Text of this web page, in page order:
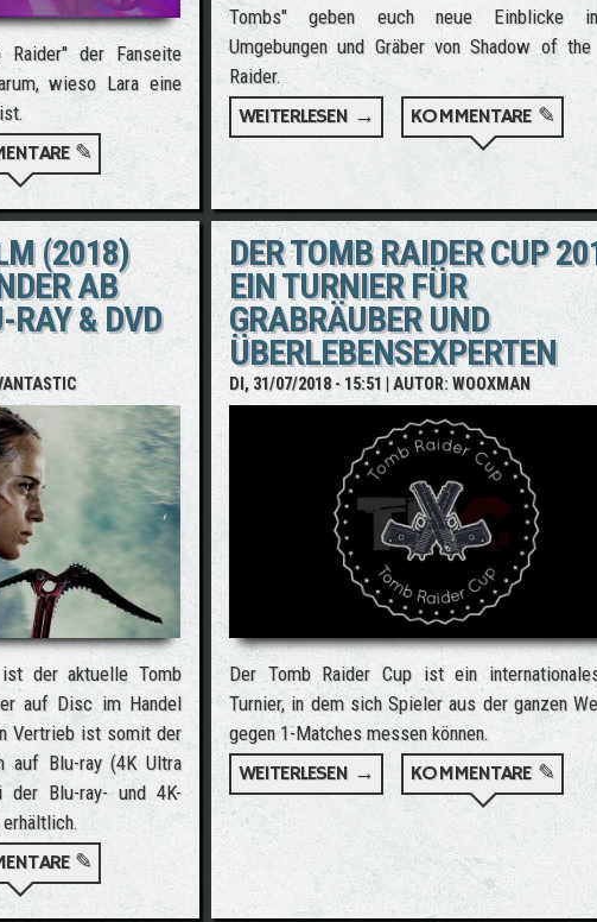
der Fanseite
wieso Lara eine
IN TOMB RAIDER - PODCAST ÜBER LARAS EINFLUSS AUF DIE
✎
Tombs" geben euch neue Einblicke
Umgebungen und Gräber von Shadow of
Raider.
WEITERLESEN → ÜBER ZWEI NEUE
KOMMENTARE ✎
(2018)
AB
RAY & DVD
der aktuelle Tomb
auf Disc im Handel
Vertrieb ist somit der
auf Blu-ray (4K Ultra
der Blu-ray- und 4K-
RAIDER FILM (2018) MIT ALICIA VIKANDER AB SOFORT AUF BLU-
✎
DER TOMB RAIDER CUP
EIN TURNIER FÜR
GRABRÄUBER UND
ÜBERLEBENSEXPERTEN
DI, 31/07/2018 - 15:51 | AUTOR:WOOXMAN
Der Tomb Raider Cup ist ein
Turnier, in dem sich Spieler aus der ganzen
gegen 1-Matches messen können.
WEITERLESEN → ÜBER DER TOMB RAIDER
KOMMENTARE ✎